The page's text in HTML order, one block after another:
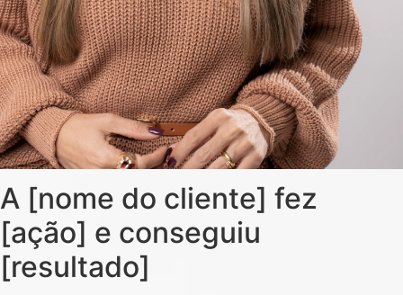
A [nome do cliente] fez
[ação] e conseguiu
[resultado]